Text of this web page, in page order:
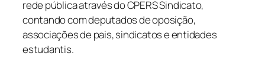
rede pública através do CPERS Sindicato,
contando com deputados de oposição,
associações de pais, sindicatos e entidades
estudantis.